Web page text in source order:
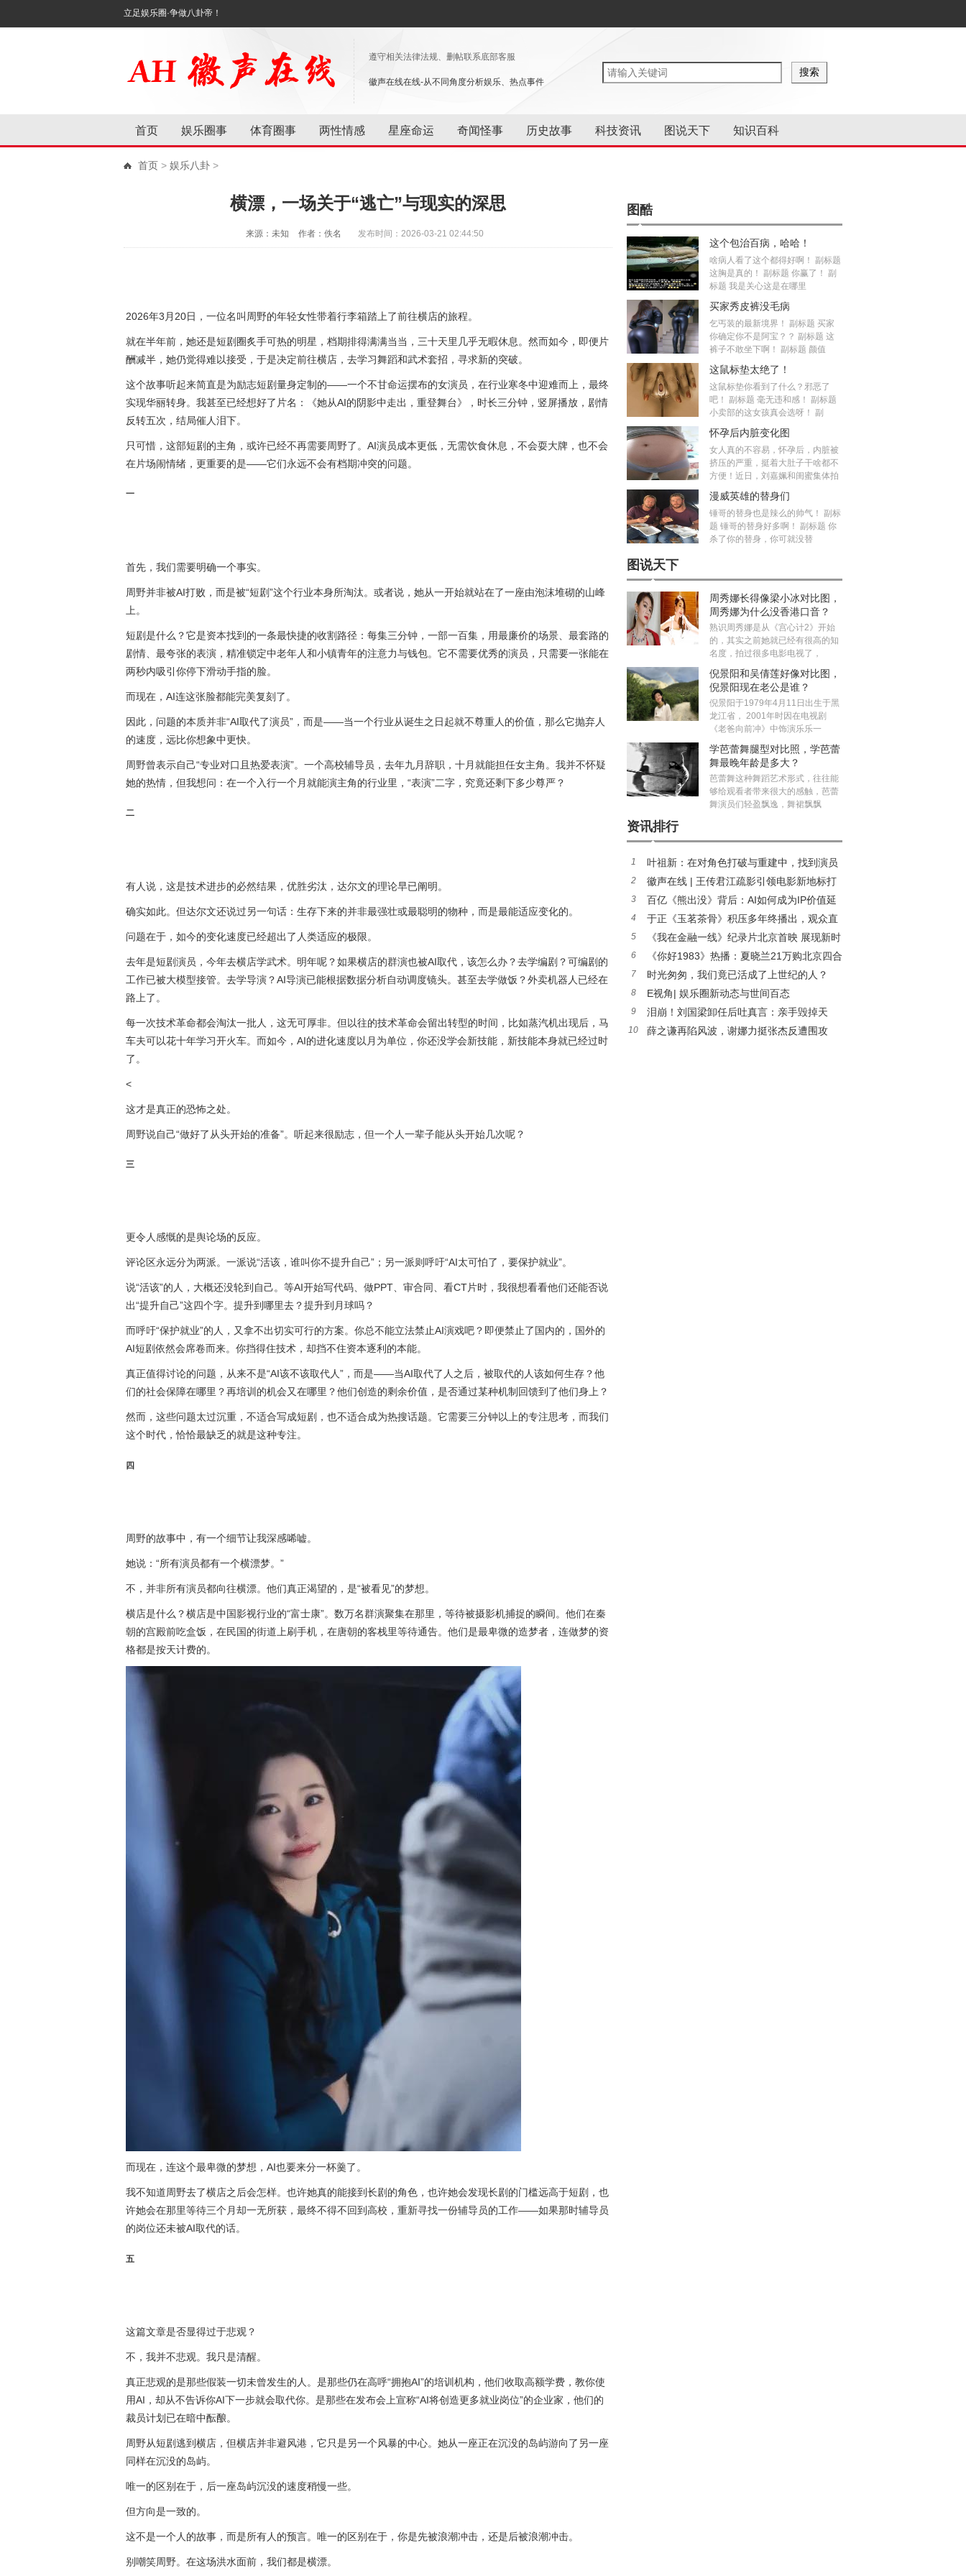
立足娱乐圈·争做八卦帝！
遵守相关法律法规、删帖联系底部客服
徽声在线在线-从不同角度分析娱乐、热点事件
首页 娱乐圈事 体育圈事 两性情感 星座命运 奇闻怪事 历史故事 科技资讯 图说天下 知识百科
首页 > 娱乐八卦 >
横漂，一场关于“逃亡”与现实的深思
来源：未知 作者：佚名 发布时间：2026-03-21 02:44:50
2026年3月20日，一位名叫周野的年轻女性带着行李箱踏上了前往横店的旅程。
就在半年前，她还是短剧圈炙手可热的明星，档期排得满满当当，三十天里几乎无暇休息。然而如今，即便片
酬减半，她仍觉得难以接受，于是决定前往横店，去学习舞蹈和武术套招，寻求新的突破。
这个故事听起来简直是为励志短剧量身定制的——一个不甘命运摆布的女演员，在行业寒冬中迎难而上，最终
实现华丽转身。我甚至已经想好了片名：《她从AI的阴影中走出，重登舞台》，时长三分钟，竖屏播放，剧情
反转五次，结局催人泪下。
只可惜，这部短剧的主角，或许已经不再需要周野了。AI演员成本更低，无需饮食休息，不会耍大牌，也不会
在片场闹情绪，更重要的是——它们永远不会有档期冲突的问题。
一
首先，我们需要明确一个事实。
周野并非被AI打败，而是被“短剧”这个行业本身所淘汰。或者说，她从一开始就站在了一座由泡沫堆砌的山峰
上。
短剧是什么？它是资本找到的一条最快捷的收割路径：每集三分钟，一部一百集，用最廉价的场景、最套路的
剧情、最夸张的表演，精准锁定中老年人和小镇青年的注意力与钱包。它不需要优秀的演员，只需要一张能在
两秒内吸引你停下滑动手指的脸。
而现在，AI连这张脸都能完美复刻了。
因此，问题的本质并非“AI取代了演员”，而是——当一个行业从诞生之日起就不尊重人的价值，那么它抛弃人
的速度，远比你想象中更快。
周野曾表示自己“专业对口且热爱表演”。一个高校辅导员，去年九月辞职，十月就能担任女主角。我并不怀疑
她的热情，但我想问：在一个入行一个月就能演主角的行业里，“表演”二字，究竟还剩下多少尊严？
二
有人说，这是技术进步的必然结果，优胜劣汰，达尔文的理论早已阐明。
确实如此。但达尔文还说过另一句话：生存下来的并非最强壮或最聪明的物种，而是最能适应变化的。
问题在于，如今的变化速度已经超出了人类适应的极限。
去年是短剧演员，今年去横店学武术。明年呢？如果横店的群演也被AI取代，该怎么办？去学编剧？可编剧的
工作已被大模型接管。去学导演？AI导演已能根据数据分析自动调度镜头。甚至去学做饭？外卖机器人已经在
路上了。
每一次技术革命都会淘汰一批人，这无可厚非。但以往的技术革命会留出转型的时间，比如蒸汽机出现后，马
车夫可以花十年学习开火车。而如今，AI的进化速度以月为单位，你还没学会新技能，新技能本身就已经过时
了。
<
这才是真正的恐怖之处。
周野说自己“做好了从头开始的准备”。听起来很励志，但一个人一辈子能从头开始几次呢？
三
更令人感慨的是舆论场的反应。
评论区永远分为两派。一派说“活该，谁叫你不提升自己”；另一派则呼吁“AI太可怕了，要保护就业”。
说“活该”的人，大概还没轮到自己。等AI开始写代码、做PPT、审合同、看CT片时，我很想看看他们还能否说
出“提升自己”这四个字。提升到哪里去？提升到月球吗？
而呼吁“保护就业”的人，又拿不出切实可行的方案。你总不能立法禁止AI演戏吧？即便禁止了国内的，国外的
AI短剧依然会席卷而来。你挡得住技术，却挡不住资本逐利的本能。
真正值得讨论的问题，从来不是“AI该不该取代人”，而是——当AI取代了人之后，被取代的人该如何生存？他
们的社会保障在哪里？再培训的机会又在哪里？他们创造的剩余价值，是否通过某种机制回馈到了他们身上？
然而，这些问题太过沉重，不适合写成短剧，也不适合成为热搜话题。它需要三分钟以上的专注思考，而我们
这个时代，恰恰最缺乏的就是这种专注。
四
周野的故事中，有一个细节让我深感唏嘘。
她说：“所有演员都有一个横漂梦。”
不，并非所有演员都向往横漂。他们真正渴望的，是“被看见”的梦想。
横店是什么？横店是中国影视行业的“富士康”。数万名群演聚集在那里，等待被摄影机捕捉的瞬间。他们在秦
朝的宫殿前吃盒饭，在民国的街道上刷手机，在唐朝的客栈里等待通告。他们是最卑微的造梦者，连做梦的资
格都是按天计费的。
而现在，连这个最卑微的梦想，AI也要来分一杯羹了。
我不知道周野去了横店之后会怎样。也许她真的能接到长剧的角色，也许她会发现长剧的门槛远高于短剧，也
许她会在那里等待三个月却一无所获，最终不得不回到高校，重新寻找一份辅导员的工作——如果那时辅导员
的岗位还未被AI取代的话。
五
这篇文章是否显得过于悲观？
不，我并不悲观。我只是清醒。
真正悲观的是那些假装一切未曾发生的人。是那些仍在高呼“拥抱AI”的培训机构，他们收取高额学费，教你使
用AI，却从不告诉你AI下一步就会取代你。是那些在发布会上宣称“AI将创造更多就业岗位”的企业家，他们的
裁员计划已在暗中酝酿。
周野从短剧逃到横店，但横店并非避风港，它只是另一个风暴的中心。她从一座正在沉没的岛屿游向了另一座
同样在沉没的岛屿。
唯一的区别在于，后一座岛屿沉没的速度稍慢一些。
但方向是一致的。
这不是一个人的故事，而是所有人的预言。唯一的区别在于，你是先被浪潮冲击，还是后被浪潮冲击。
别嘲笑周野。在这场洪水面前，我们都是横漂。
图酷
这个包治百病，哈哈！
啥病人看了这个都得好啊！ 副标题
这胸是真的！ 副标题 你赢了！ 副
标题 我是关心这是在哪里
买家秀皮裤没毛病
乞丐装的最新境界！ 副标题 买家
你确定你不是阿宝？？ 副标题 这
裤子不敢坐下啊！ 副标题 颜值
这鼠标垫太绝了！
这鼠标垫你看到了什么？邪恶了
吧！ 副标题 毫无违和感！ 副标题
小卖部的这女孩真会选呀！ 副
怀孕后内脏变化图
女人真的不容易，怀孕后，内脏被
挤压的严重，挺着大肚子干啥都不
方便！近日，刘嘉姵和闺蜜集体拍
漫威英雄的替身们
锤哥的替身也是辣么的帅气！ 副标
题 锤哥的替身好多啊！ 副标题 你
杀了你的替身，你可就没替
图说天下
周秀娜长得像梁小冰对比图，
周秀娜为什么没香港口音？
熟识周秀娜是从《宫心计2》开始
的，其实之前她就已经有很高的知
名度，拍过很多电影电视了，
倪景阳和吴倩莲好像对比图，
倪景阳现在老公是谁？
倪景阳于1979年4月11日出生于黑
龙江省， 2001年时因在电视剧
《老爸向前冲》中饰演乐乐一
学芭蕾舞腿型对比照，学芭蕾
舞最晚年龄是多大？
芭蕾舞这种舞蹈艺术形式，往往能
够给观看者带来很大的感触，芭蕾
舞演员们轻盈飘逸，舞裙飘飘
资讯排行
1
叶祖新：在对角色打破与重建中，找到演员
的质感丨对话
2
徽声在线 | 王传君江疏影引领电影新地标打
卡热潮
3
百亿《熊出没》背后：AI如何成为IP价值延
伸的“放大器”?
4
于正《玉茗茶骨》积压多年终播出，观众直
呼：真没必要！
5
《我在金融一线》纪录片北京首映 展现新时
代金融守护者的温度与担当
6
《你好1983》热播：夏晓兰21万购北京四合
院，背后隐藏哪些深意？
7 时光匆匆，我们竟已活成了上世纪的人？
8 E视角| 娱乐圈新动态与世间百态
9
泪崩！刘国梁卸任后吐真言：亲手毁掉天
才？我脑子没病！
10 薛之谦再陷风波，谢娜力挺张杰反遭围攻